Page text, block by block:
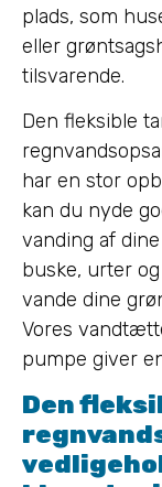
plads, som
eller
tilsvarende.
Den fleksible
har en stor
kan du nyde
vanding af
buske, urter
vande dine
Vores
pumpe giver
Den